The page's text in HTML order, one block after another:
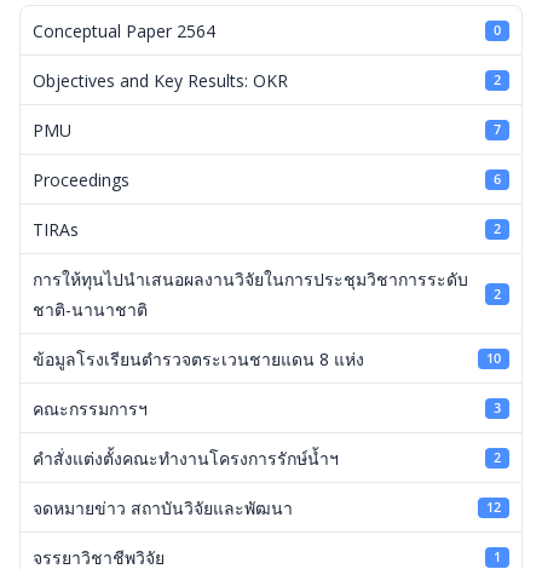
Conceptual Paper 2564 0
Objectives and Key Results: OKR 2
PMU 7
Proceedings 6
TIRAs 2
การให้ทุนไปนำเสนอผลงานวิจัยในการประชุมวิชาการระดับ
ชาติ-นานาชาติ
2
ข้อมูลโรงเรียนตำรวจตระเวนชายแดน 8 แห่ง 10
คณะกรรมการฯ 3
คำสั่งแต่งตั้งคณะทำงานโครงการรักษ์น้ำฯ 2
จดหมายข่าว สถาบันวิจัยและพัฒนา 12
จรรยาวิชาชีพวิจัย 1